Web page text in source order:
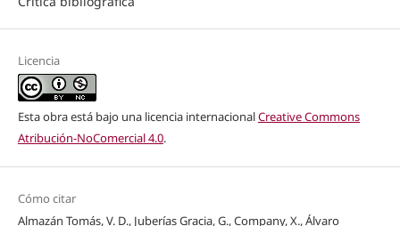
Licencia
Esta obra está bajo una licencia internacionalCreative Commons
Atribución-NoComercial 4.0.
Cómo citar
Almazán Tomás, V. D., Juberías Gracia, G., Company, X., Álvaro